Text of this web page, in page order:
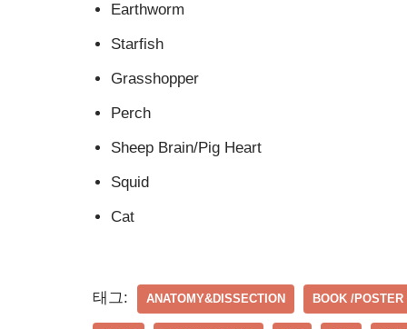
Earthworm
Starfish
Grasshopper
Perch
Sheep Brain/Pig Heart
Squid
Cat
태그: ANATOMY&DISSECTION BOOK /POSTER